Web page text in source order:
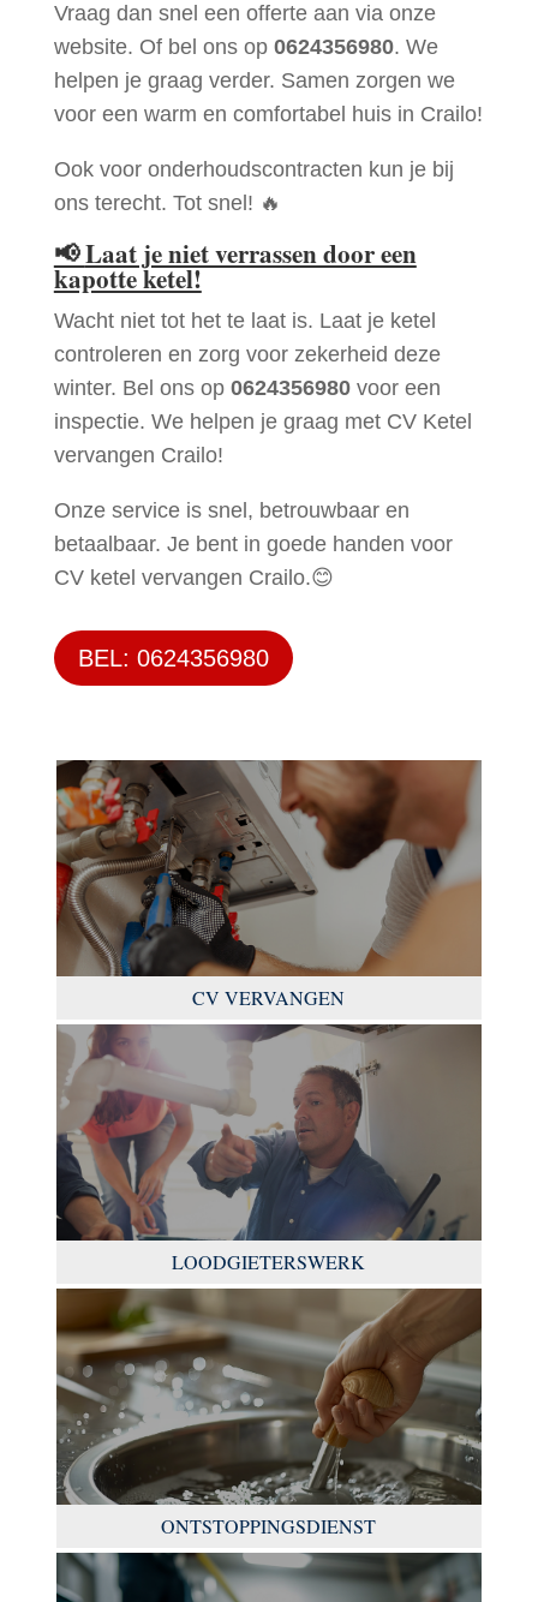
Vraag dan snel een offerte aan via onze
website. Of bel ons op 0624356980. We
helpen je graag verder. Samen zorgen we
voor een warm en comfortabel huis in Crailo!
Ook voor onderhoudscontracten kun je bij
ons terecht. Tot snel! 🔥
📢Laat je niet verrassen door een
kapotte ketel!
Wacht niet tot het te laat is. Laat je ketel
controleren en zorg voor zekerheid deze
winter. Bel ons op 0624356980voor een
inspectie. We helpen je graag met CV Ketel
vervangen Crailo!
Onze service is snel, betrouwbaar en
betaalbaar. Je bent in goede handen voor
CV ketel vervangen Crailo.😊
BEL: 0624356980
CV VERVANGEN
LOODGIETERSWERK
ONTSTOPPINGSDIENST